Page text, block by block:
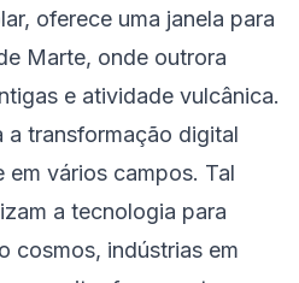
oferece uma janela para
Marte, onde outrora
e atividade vulcânica.
a transformação digital
em vários campos. Tal
a tecnologia para
cosmos, indústrias em